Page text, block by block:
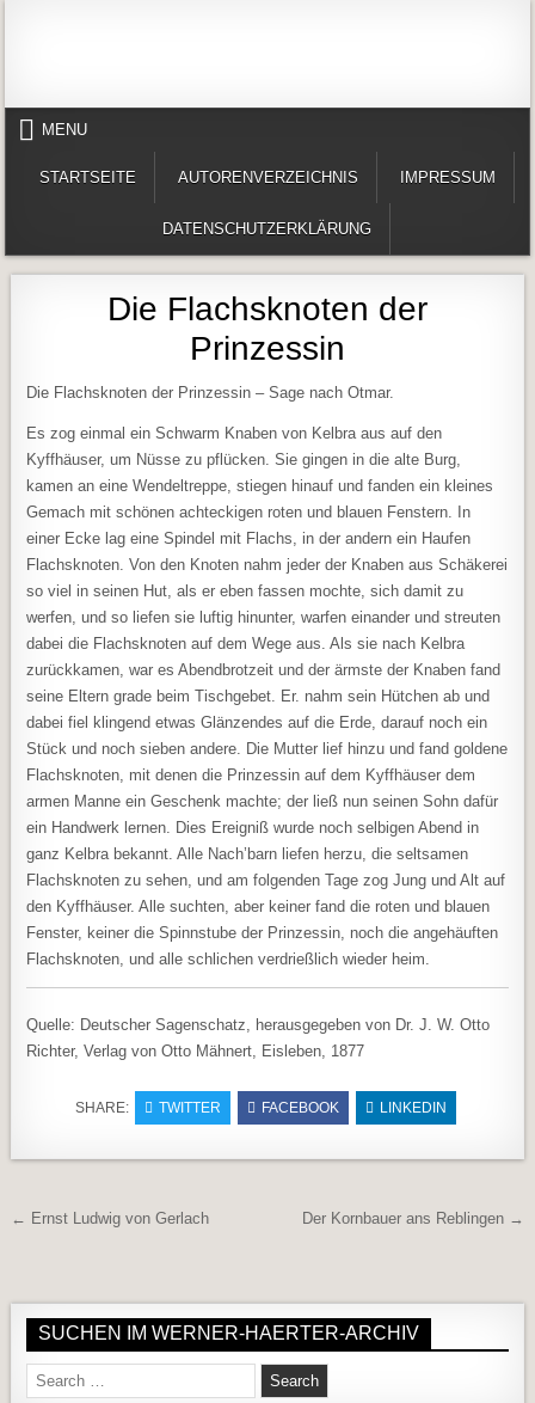
MENU
STARTSEITE AUTORENVERZEICHNIS IMPRESSUM
DATENSCHUTZERKLÄRUNG
Die Flachsknoten der
Prinzessin
Die Flachsknoten der Prinzessin – Sage nach Otmar.
Es zog einmal ein Schwarm Knaben von Kelbra aus auf den
Kyffhäuser, um Nüsse zu pflücken. Sie gingen in die alte Burg,
kamen an eine Wendeltreppe, stiegen hinauf und fanden ein kleines
Gemach mit schönen achteckigen roten und blauen Fenstern. In
einer Ecke lag eine Spindel mit Flachs, in der andern ein Haufen
Flachsknoten. Von den Knoten nahm jeder der Knaben aus Schäkerei
so viel in seinen Hut, als er eben fassen mochte, sich damit zu
werfen, und so liefen sie luftig hinunter, warfen einander und streuten
dabei die Flachsknoten auf dem Wege aus. Als sie nach Kelbra
zurückkamen, war es Abendbrotzeit und der ärmste der Knaben fand
seine Eltern grade beim Tischgebet. Er. nahm sein Hütchen ab und
dabei fiel klingend etwas Glänzendes auf die Erde, darauf noch ein
Stück und noch sieben andere. Die Mutter lief hinzu und fand goldene
Flachsknoten, mit denen die Prinzessin auf dem Kyffhäuser dem
armen Manne ein Geschenk machte; der ließ nun seinen Sohn dafür
ein Handwerk lernen. Dies Ereigniß wurde noch selbigen Abend in
ganz Kelbra bekannt. Alle Nach’barn liefen herzu, die seltsamen
Flachsknoten zu sehen, und am folgenden Tage zog Jung und Alt auf
den Kyffhäuser. Alle suchten, aber keiner fand die roten und blauen
Fenster, keiner die Spinnstube der Prinzessin, noch die angehäuften
Flachsknoten, und alle schlichen verdrießlich wieder heim.
Quelle: Deutscher Sagenschatz, herausgegeben von Dr. J. W. Otto
Richter, Verlag von Otto Mähnert, Eisleben, 1877
SHARE: TWITTER FACEBOOK LINKEDIN
BeitragsnavigationDer Kornbauer ans Reblingen →
← Ernst Ludwig von Gerlach
SUCHEN IM WERNER-HAERTER-ARCHIV
Search for: